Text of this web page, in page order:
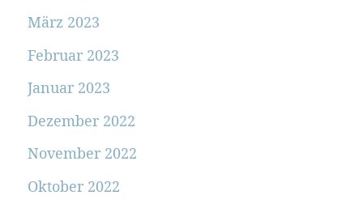
März 2023
Februar 2023
Januar 2023
Dezember 2022
November 2022
Oktober 2022